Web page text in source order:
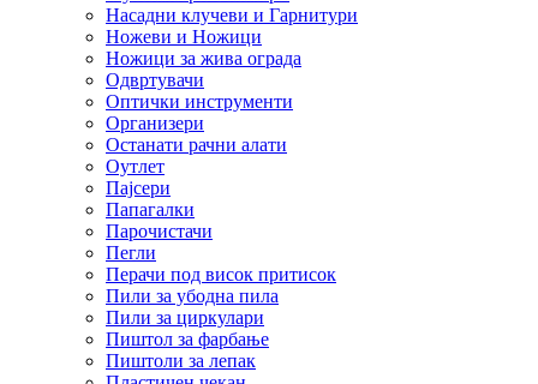
Насадни клучеви и Гарнитури
Ножеви и Ножици
Ножици за жива ограда
Одвртувачи
Оптички инструменти
Организери
Останати рачни алати
Оутлет
Пајсери
Папагалки
Парочистачи
Пегли
Перачи под висок притисок
Пили за убодна пила
Пили за циркулари
Пиштол за фарбање
Пиштоли за лепак